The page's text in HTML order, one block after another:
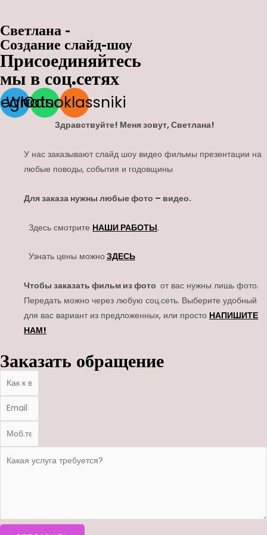
Светлана -
Создание слайд-шоу
Присоединяйтесь
мы в соц.сетях
Whatsapp
Odnoklassniki
Здравствуйте! Меня зовут, Светлана!
У нас заказывают слайд шоу видео фильмы презентации на
любые поводы, события и годовщины
Для заказа нужны любые фото – видео.
Здесь смотрите НАШИ РАБОТЫ.
Узнать цены можноЗДЕСЬ
Чтобы заказать фильм из фото от вас нужны лишь фото.
Передать можно через любую соц.сеть. Выберите удобный
для вас вариант из предложенных, или просто НАПИШИТЕ
НАМ!
Заказать обращение